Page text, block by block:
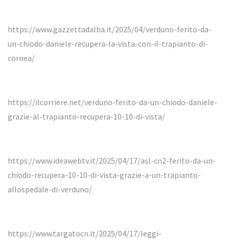
https://www.gazzettadalba.it/2025/04/verduno-ferito-da-
un-chiodo-daniele-recupera-la-vista-con-il-trapianto-di-
cornea/
https://ilcorriere.net/verduno-ferito-da-un-chiodo-daniele-
grazie-al-trapianto-recupera-10-10-di-vista/
https://www.ideawebtv.it/2025/04/17/asl-cn2-ferito-da-un-
chiodo-recupera-10-10-di-vista-grazie-a-un-trapianto-
allospedale-di-verduno/
https://www.targatocn.it/2025/04/17/leggi-